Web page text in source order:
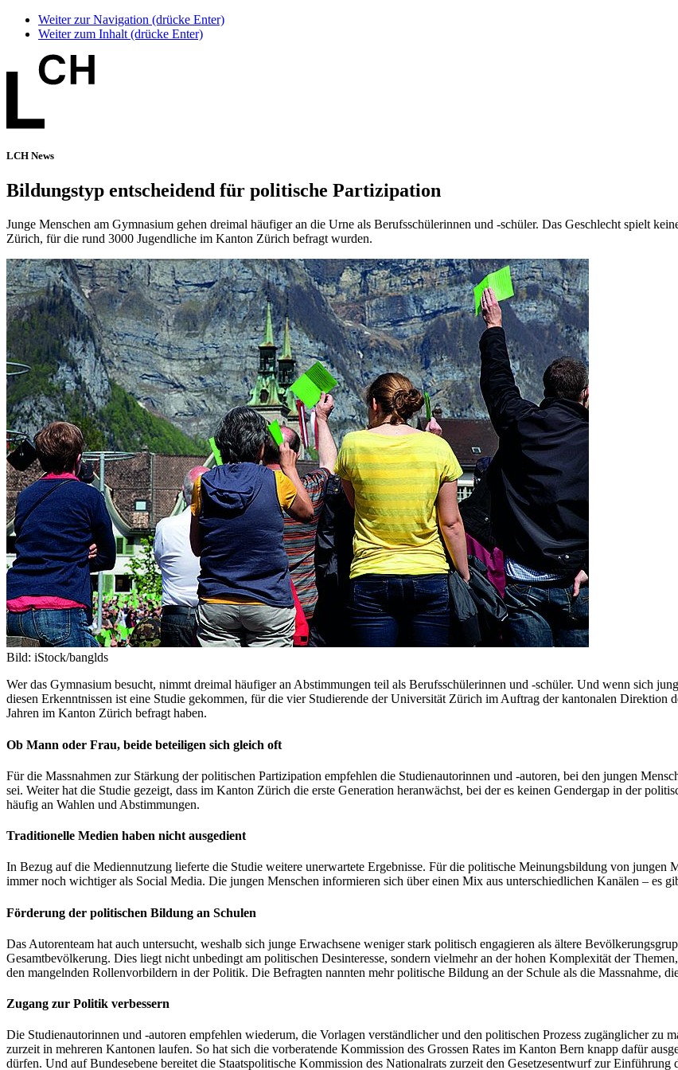
Weiter zur Navigation (drücke Enter)
Weiter zum Inhalt (drücke Enter)
LCH News
Bildungstyp entscheidend für politische Partizipation
Junge Menschen am Gymnasium gehen dreimal häufiger an die Urne als Berufsschülerinnen und -schüler. Das Geschlecht spielt
Zürich, für die rund 3000 Jugendliche im Kanton Zürich befragt wurden.
Bild: iStock/banglds
Wer das Gymnasium besucht, nimmt dreimal häufiger an Abstimmungen teil als Berufsschülerinnen und -schüler. Und wenn sich
diesen Erkenntnissen ist eine Studie gekommen, für die vier Studierende der Universität Zürich im Auftrag der kantonalen Direktion
Jahren im Kanton Zürich befragt haben.
Ob Mann oder Frau, beide beteiligen sich gleich oft
Für die Massnahmen zur Stärkung der politischen Partizipation empfehlen die Studienautorinnen und -autoren, bei den jungen
sei. Weiter hat die Studie gezeigt, dass im Kanton Zürich die erste Generation heranwächst, bei der es keinen Gendergap in der
häufig an Wahlen und Abstimmungen.
Traditionelle Medien haben nicht ausgedient
In Bezug auf die Mediennutzung lieferte die Studie weitere unerwartete Ergebnisse. Für die politische Meinungsbildung von jungen
immer noch wichtiger als Social Media. Die jungen Menschen informieren sich über einen Mix aus unterschiedlichen Kanälen – es
Förderung der politischen Bildung an Schulen
Das Autorenteam hat auch untersucht, weshalb sich junge Erwachsene weniger stark politisch engagieren als ältere
Gesamtbevölkerung. Dies liegt nicht unbedingt am politischen Desinteresse, sondern vielmehr an der hohen Komplexität der
den mangelnden Rollenvorbildern in der Politik. Die Befragten nannten mehr politische Bildung an der Schule als die Massnahme,
Zugang zur Politik verbessern
Die Studienautorinnen und -autoren empfehlen wiederum, die Vorlagen verständlicher und den politischen Prozess zugänglicher zu
zurzeit in mehreren Kantonen laufen. So hat sich die vorberatende Kommission des Grossen Rates im Kanton Bern knapp dafür
dürfen. Und auf Bundesebene bereitet die Staatspolitische Kommission des Nationalrats zurzeit den Gesetzesentwurf zur